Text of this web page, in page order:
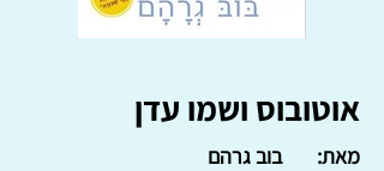
אוטובוס ושמו עדן
בוב גרהם
מאת: